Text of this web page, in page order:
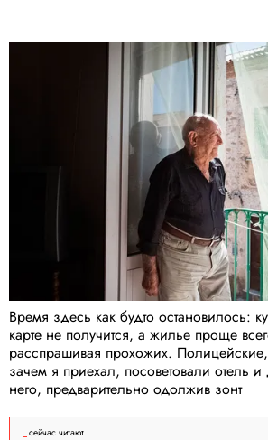
Время здесь как будто остановилось:
карте не получится, а жилье проще
расспрашивая прохожих.
зачем я приехал, посоветовали отель
него, предварительно одолжив зонт
сейчас читают